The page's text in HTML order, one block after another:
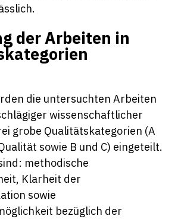
der Arbeiten in
die untersuchten Arbeiten
wissenschaftlicher
grobe Qualitätskategorien (A
sowie B und C) eingeteilt.
methodische
Klarheit der
sowie
bezüglich der